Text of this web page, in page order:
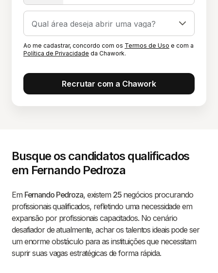
Ao me cadastrar, concordo com os Termos de Uso e com a
Política de Privacidade da Chawork.
Recrutar com a Chawork
Busque os candidatos qualificados
em Fernando Pedroza
Em Fernando Pedroza, existem 25negócios procurando
profissionais qualificados, refletindo uma necessidade em
expansão por profissionais capacitados. No cenário
desafiador de atualmente, achar os talentos ideais pode ser
um enorme obstáculo para as instituições que necessitam
suprir suas vagas estratégicas de forma rápida.